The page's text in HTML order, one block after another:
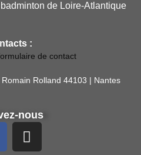
de Loire-Atlantique
:
de contact
Rolland 44103 | Nantes
nous